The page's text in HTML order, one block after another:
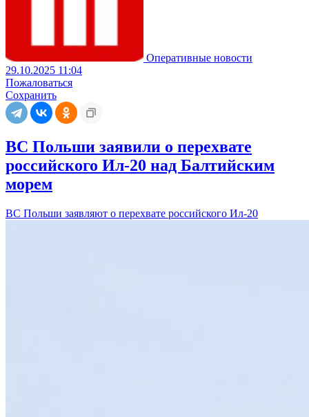
Оперативные новости
29.10.2025 11:04
Пожаловаться
Сохранить
ВС Польши заявили о перехвате
российского Ил-20 над Балтийским
морем
ВС Польши заявляют о перехвате российского Ил-20